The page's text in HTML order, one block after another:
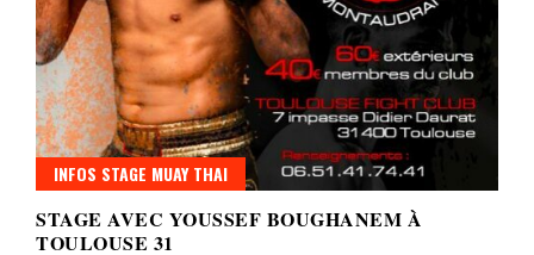
INFOS STAGE MUAY THAI
STAGE AVEC YOUSSEF BOUGHANEM À
TOULOUSE 31